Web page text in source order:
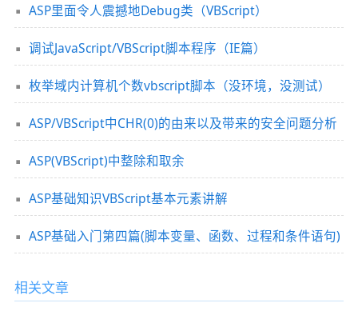
ASP里面令人震撼地Debug类（VBScript）
调试JavaScript/VBScript脚本程序（IE篇）
枚举域内计算机个数vbscript脚本（没环境，没测试）
ASP/VBScript中CHR(0)的由来以及带来的安全问题分析
ASP(VBScript)中整除和取余
ASP基础知识VBScript基本元素讲解
ASP基础入门第四篇(脚本变量、函数、过程和条件语句)
相关文章